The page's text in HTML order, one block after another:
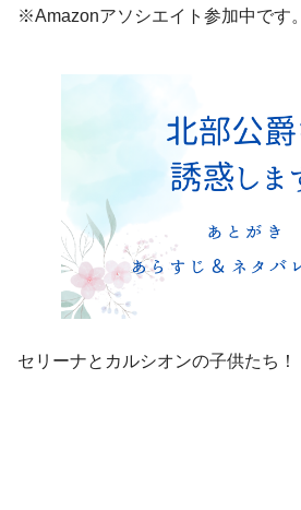
※Amazonアソシエイト参加中です。
セリーナとカルシオンの子供たち！